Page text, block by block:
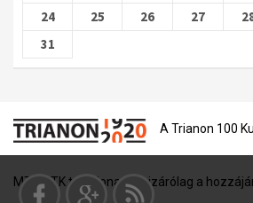
24
25 26 27
31
A Trianon 100
MTA BTK tulajdona, és kizárólag a